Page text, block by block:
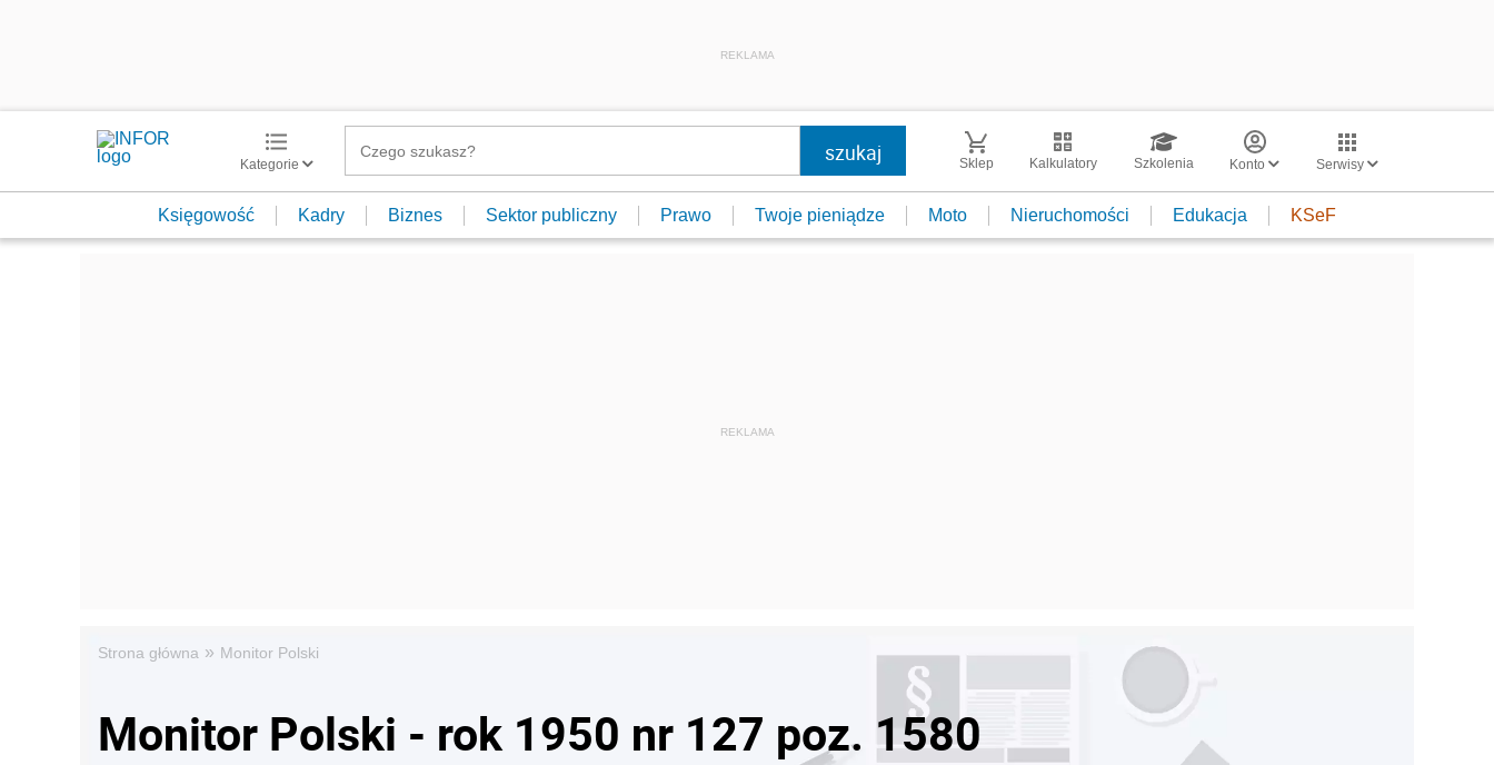
REKLAMA
Kategorie Sklep Kalkulatory Szkolenia Konto Serwisy
Księgowość Kadry Biznes Sektor publiczny Prawo Twoje pieniądze Moto Nieruchomości Edukacja KSeF
Strona główna » Monitor Polski
Monitor Polski - rok 1950 nr 127 poz. 1580